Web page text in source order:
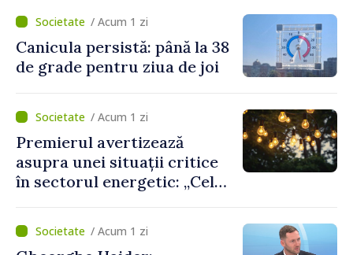
cetățeni au solicitat
ambulanța/ Acum 1 zi
Canicula persistă: până la 38
de grade pentru ziua de joi
/ Acum 1 zi
Premierul avertizează
asupra unei situații critice
în sectorul energetic: „Cel
putea cumpăra nici curent
de avarie”/ Acum 1 zi